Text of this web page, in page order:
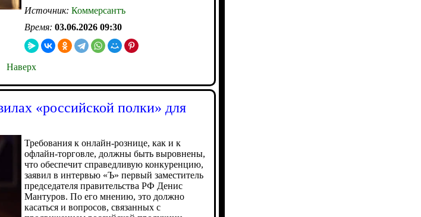
Источник: Коммерсантъ
Время: 03.06.2026 09:30
Наверх
«российской полки» для
Требования к онлайн-рознице, как и к
офлайн-торговле, должны быть выровнены,
что обеспечит справедливую конкуренцию,
заявил в интервью «Ъ» первый заместитель
председателя правительства РФ Денис
Мантуров. По его мнению, это должно
касаться и вопросов, связанных с